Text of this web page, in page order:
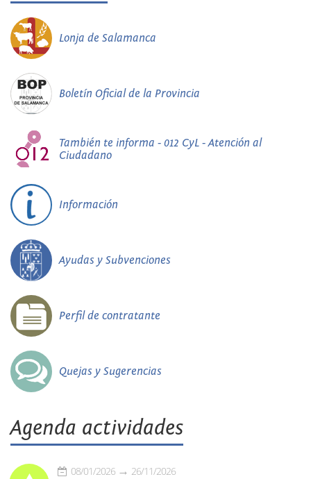
Lonja de Salamanca
Boletín Oficial de la Provincia
También te informa - 012 CyL - Atención al
Ciudadano
Información
Ayudas y Subvenciones
Perfil de contratante
Quejas y Sugerencias
Agenda actividades
08/01/2026 26/11/2026